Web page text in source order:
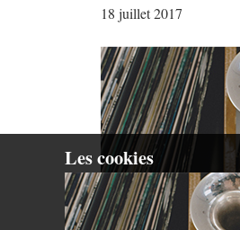
18 juillet 2017
Les cookies